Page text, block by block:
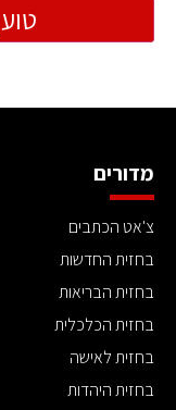
מדורים
צ'אט הכתבים
בחזית החדשות
בחזית הבריאות
בחזית הכלכלית
בחזית לאישה
בחזית היהדות